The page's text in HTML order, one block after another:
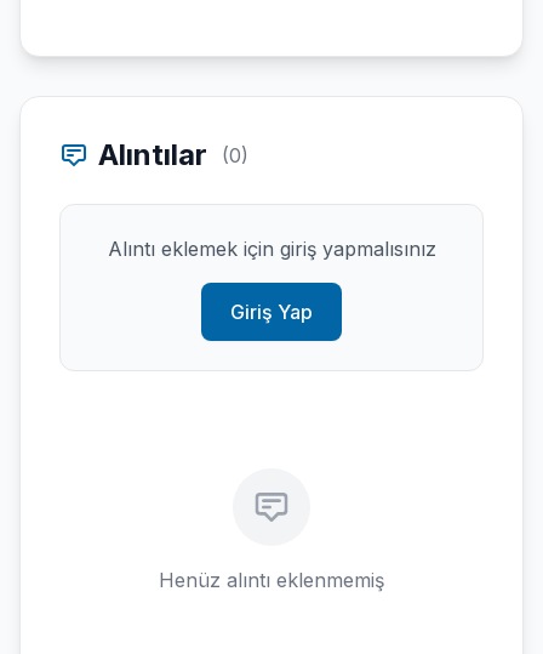
Alıntılar (0)
Alıntı eklemek için giriş yapmalısınız
Giriş Yap
Henüz alıntı eklenmemiş